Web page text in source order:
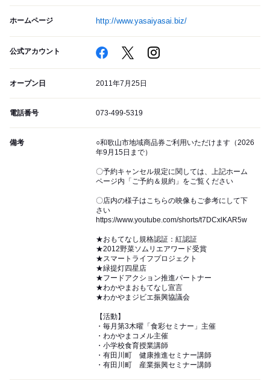
ホームページ http://www.yasaiyasai.biz/
公式アカウント
オープン日 2011年7月25日
電話番号 073-499-5319
備考
○和歌山市地域商品券ご利用いただけます（2026
年9月15日まで）
〇予約キャンセル規定に関しては、上記ホーム
ページ内「ご予約＆規約」をご覧ください
〇店内の様子はこちらの映像もご参考にして下
さい
https://www.youtube.com/shorts/t7DCxlKAR5w
★おもてなし規格認証：紅認証
★2012野菜ソムリエアワード受賞
★スマートライフプロジェクト
★緑提灯四星店
★フードアクション推進パートナー
★わかやまおもてなし宣言
★わかやまジビエ振興協議会
【活動】
・毎月第3木曜「食彩セミナー」主催
​・わかやまコメル主催
・小学校食育授業講師
・有田川町 健康推進セミナー講師
​・有田川町 産業振興セミナー講師